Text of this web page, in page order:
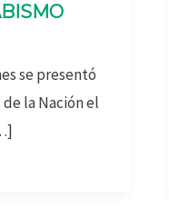
se presentó
la Nación el